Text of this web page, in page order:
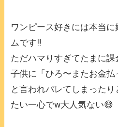
ワンピース好きには本当
ムです‼️
ただハマりすぎてたまに課
子供に「ひろ〜またお金払
と言われバレてしまった
たい一心でw大人気ない😅